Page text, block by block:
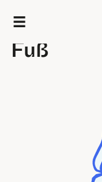
Untersuchungen
Fuß